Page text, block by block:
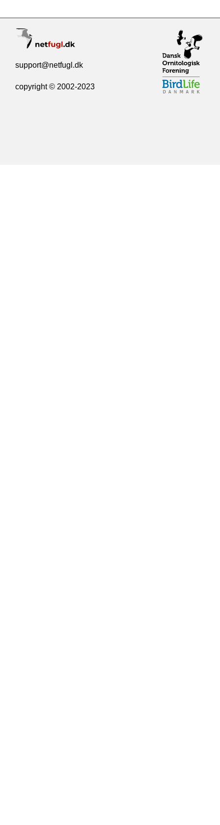
support@netfugl.dk
copyright © 2002-2023